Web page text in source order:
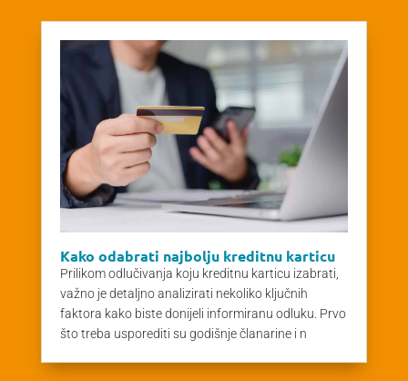
Kako odabrati najbolju kreditnu karticu
Prilikom odlučivanja koju kreditnu karticu izabrati,
važno je detaljno analizirati nekoliko ključnih
faktora kako biste donijeli informiranu odluku. Prvo
što treba usporediti su godišnje članarine i n